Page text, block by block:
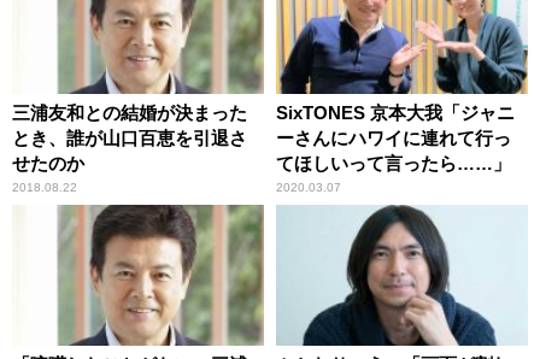
三浦友和との結婚が決まった
とき、誰が山口百恵を引退さ
せたのか
2018.08.22
SixTONES 京本大我「ジャニ
ーさんにハワイに連れて行っ
てほしいって言ったら……」
2020.03.07